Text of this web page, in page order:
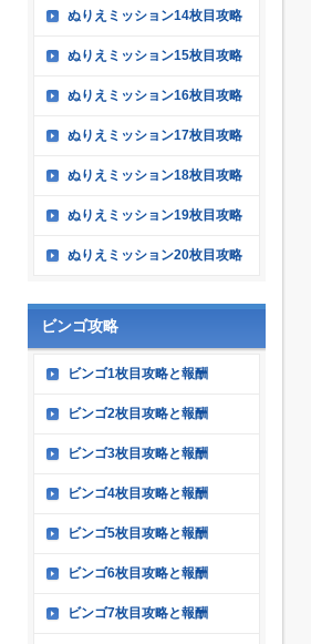
ぬりえミッション14枚目攻略
ぬりえミッション15枚目攻略
ぬりえミッション16枚目攻略
ぬりえミッション17枚目攻略
ぬりえミッション18枚目攻略
ぬりえミッション19枚目攻略
ぬりえミッション20枚目攻略
ビンゴ攻略
ビンゴ1枚目攻略と報酬
ビンゴ2枚目攻略と報酬
ビンゴ3枚目攻略と報酬
ビンゴ4枚目攻略と報酬
ビンゴ5枚目攻略と報酬
ビンゴ6枚目攻略と報酬
ビンゴ7枚目攻略と報酬